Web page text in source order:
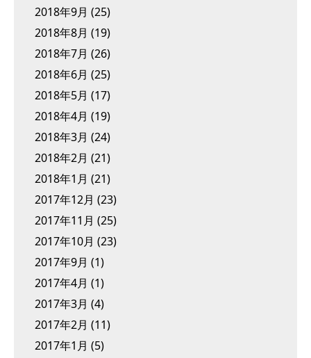
2018年9月 (25)
2018年8月 (19)
2018年7月 (26)
2018年6月 (25)
2018年5月 (17)
2018年4月 (19)
2018年3月 (24)
2018年2月 (21)
2018年1月 (21)
2017年12月 (23)
2017年11月 (25)
2017年10月 (23)
2017年9月 (1)
2017年4月 (1)
2017年3月 (4)
2017年2月 (11)
2017年1月 (5)